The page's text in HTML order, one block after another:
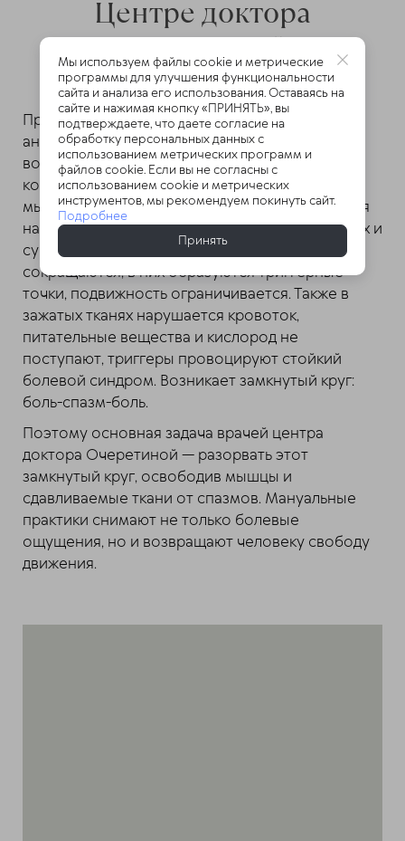
Центре доктора
Очеретиной
Причина болевого синдрома при
анкилозирующем спондилите —
воспалительные изменения в суставах и
компрессия нервных корешков. Повышенный
мышечный тонус и спазмы — ответная реакция
на патологические изменения в дисках, связках и
суставах. Спазмированные мышцы
сокращаются, в них образуются триггерные
точки, подвижность ограничивается. Также в
зажатых тканях нарушается кровоток,
питательные вещества и кислород не
поступают, триггеры провоцируют стойкий
болевой синдром. Возникает замкнутый круг:
боль-спазм-боль.
Поэтому основная задача врачей центра
доктора Очеретиной — разорвать этот
замкнутый круг, освободив мышцы и
сдавливаемые ткани от спазмов. Мануальные
практики снимают не только болевые
ощущения, но и возвращают человеку свободу
движения.
Мы используем файлы cookie и метрические
программы для улучшения функциональности
сайта и анализа его использования. Оставаясь на
сайте и нажимая кнопку «ПРИНЯТЬ», вы
подтверждаете, что даете согласие на
обработку персональных данных с
использованием метрических программ и
файлов cookie. Если вы не согласны с
использованием cookie и метрических
инструментов, мы рекомендуем покинуть сайт.
Подробнее
Принять